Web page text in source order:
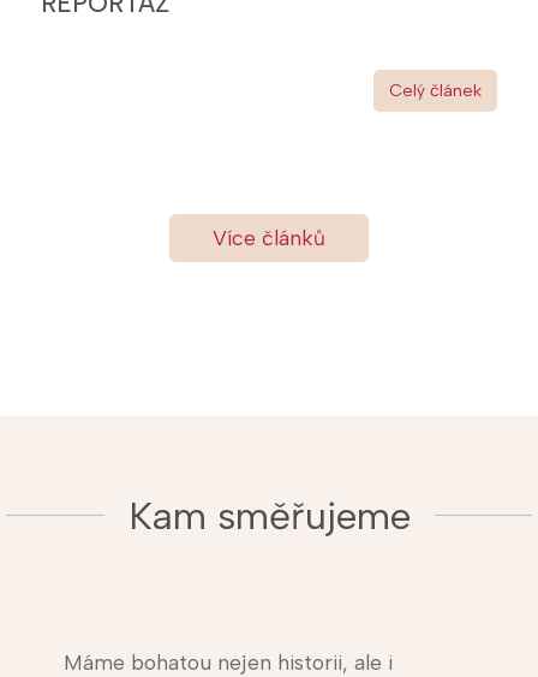
Celý článek
Více článků
Kam směřujeme
Máme bohatou nejen historii, ale i